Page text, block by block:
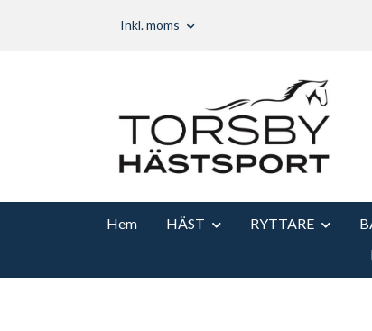
Inkl. moms
Hem HÄST RYTTARE